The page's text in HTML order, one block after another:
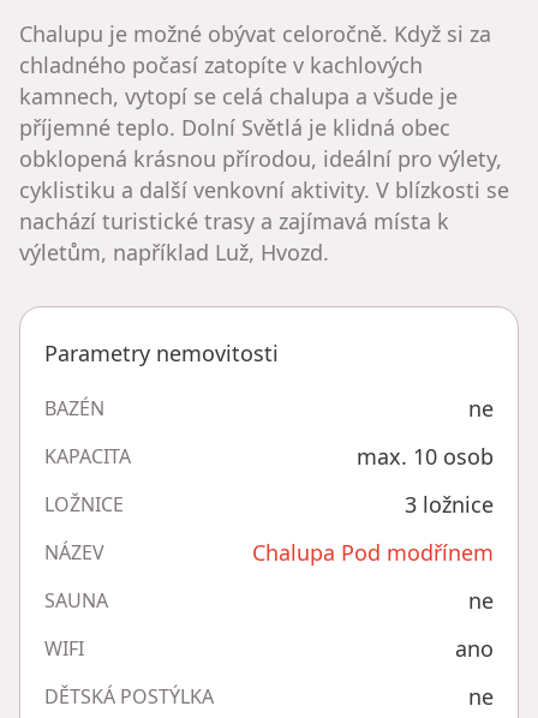
Chalupu je možné obývat celoročně. Když si za
chladného počasí zatopíte v kachlových
kamnech, vytopí se celá chalupa a všude je
příjemné teplo. Dolní Světlá je klidná obec
obklopená krásnou přírodou, ideální pro výlety,
cyklistiku a další venkovní aktivity. V blízkosti se
nachází turistické trasy a zajímavá místa k
výletům, například Luž, Hvozd.
Parametry nemovitosti
BAZÉN ne
KAPACITA max. 10 osob
LOŽNICE 3 ložnice
NÁZEV Chalupa Pod modřínem
SAUNA ne
WIFI ano
DĚTSKÁ POSTÝLKA ne